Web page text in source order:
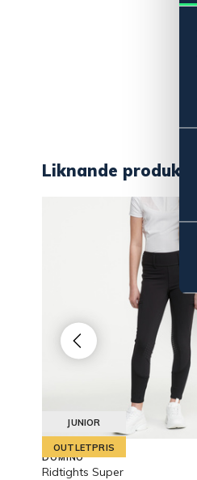
Liknande produkter
JUNIOR
OUTLETPRIS
DOMINO
Ridtights Super